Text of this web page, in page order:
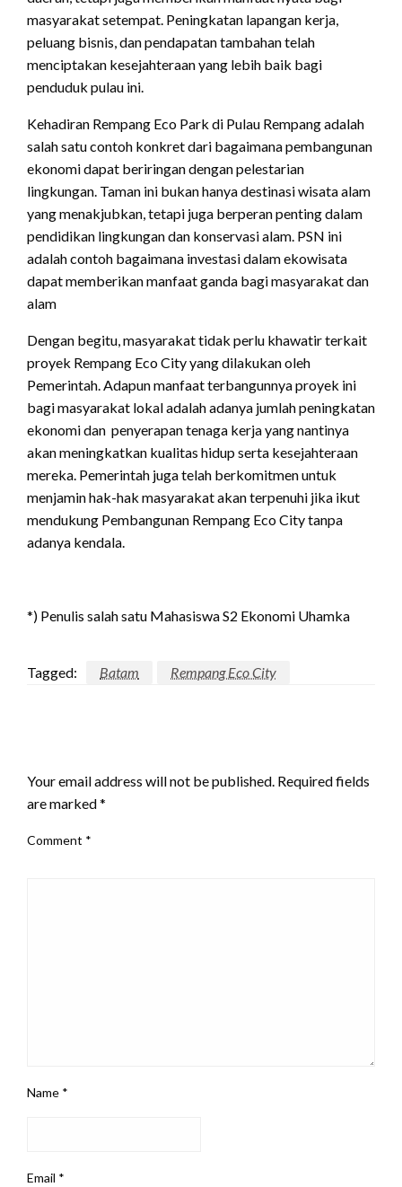
masyarakat setempat. Peningkatan lapangan kerja,
peluang bisnis, dan pendapatan tambahan telah
menciptakan kesejahteraan yang lebih baik bagi
penduduk pulau ini.
Kehadiran Rempang Eco Park di Pulau Rempang adalah
salah satu contoh konkret dari bagaimana pembangunan
ekonomi dapat beriringan dengan pelestarian
lingkungan. Taman ini bukan hanya destinasi wisata alam
yang menakjubkan, tetapi juga berperan penting dalam
pendidikan lingkungan dan konservasi alam. PSN ini
adalah contoh bagaimana investasi dalam ekowisata
dapat memberikan manfaat ganda bagi masyarakat dan
alam
Dengan begitu, masyarakat tidak perlu khawatir terkait
proyek Rempang Eco City yang dilakukan oleh
Pemerintah. Adapun manfaat terbangunnya proyek ini
bagi masyarakat lokal adalah adanya jumlah peningkatan
ekonomi dan penyerapan tenaga kerja yang nantinya
akan meningkatkan kualitas hidup serta kesejahteraan
mereka. Pemerintah juga telah berkomitmen untuk
menjamin hak-hak masyarakat akan terpenuhi jika ikut
mendukung Pembangunan Rempang Eco City tanpa
adanya kendala.
*) Penulis salah satu Mahasiswa S2 Ekonomi Uhamka
Tagged: Batam Rempang Eco City
Your email address will not be published. Required fields
are marked*
Comment *
Name *
Email *